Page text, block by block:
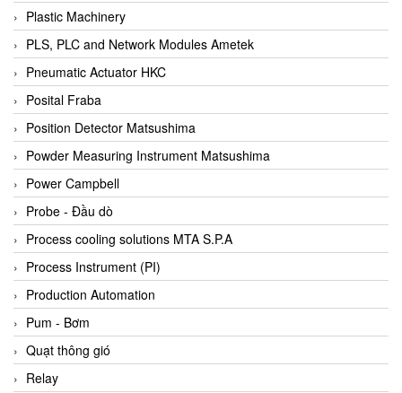
Berthold
Bestech
Bestech
BETA
Bifold
Bihl+wiedemann
Bihl+wiedemann
Bilz
Binder Connector
Biotech
BirdX Vietnam
BK Vibro
Black Box
BlackBox Vietnam
Plastic Machinery
PLS, PLC and Network Modules Ametek
Pneumatic Actuator HKC
Posital Fraba
Position Detector Matsushima
Powder Measuring Instrument Matsushima
Power Campbell
Probe - Đầu dò
Process cooling solutions MTA S.P.A
Process Instrument (PI)
Production Automation
Pum - Bơm
Quạt thông gió
Relay